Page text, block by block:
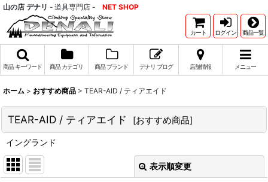
山の店 デナリ - 道具専門店 - NET SHOP
カート ログイン 商品一覧
商品 キーワード 商品 カテゴリ 商品 ブランド デナリ ブログ 店舗情報 メニュー
ホーム > おすすめ商品 > TEAR-AID / ティアエイド
TEAR-AID / ティアエイド [おすすめ商品]
イングランド
表示順変更